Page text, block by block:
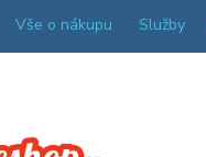
Vše o nákupu Služby